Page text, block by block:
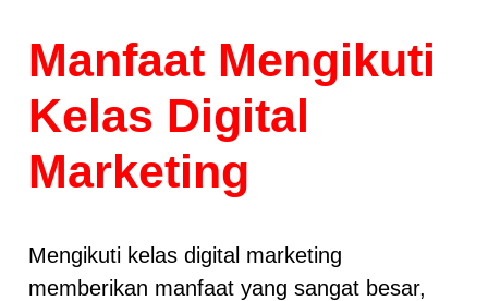
Manfaat Mengikuti
Kelas Digital
Marketing
Mengikuti kelas digital marketing
memberikan manfaat yang sangat besar,